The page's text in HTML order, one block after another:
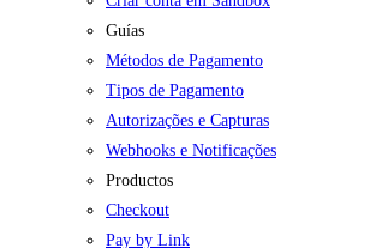
Guías
Métodos de Pagamento
Tipos de Pagamento
Autorizações e Capturas
Webhooks e Notificações
Productos
Checkout
Pay by Link